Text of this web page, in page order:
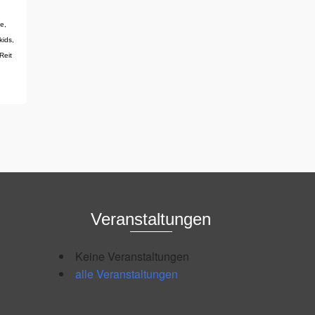
kids
Reit
Veranstaltungen
Keine Veranstaltungen
alle Veranstaltungen